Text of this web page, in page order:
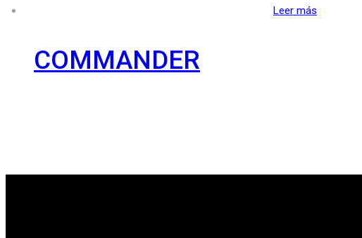
Leer más
COMMANDER